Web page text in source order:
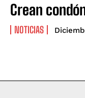
Crean
NOTICIAS